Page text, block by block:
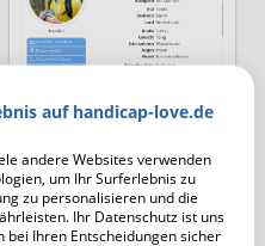
auf handicap-love.de
andere Websites verwenden
um Ihr Surferlebnis zu
zu personalisieren und die
Ihr Datenschutz ist uns
bei Ihren Entscheidungen sicher